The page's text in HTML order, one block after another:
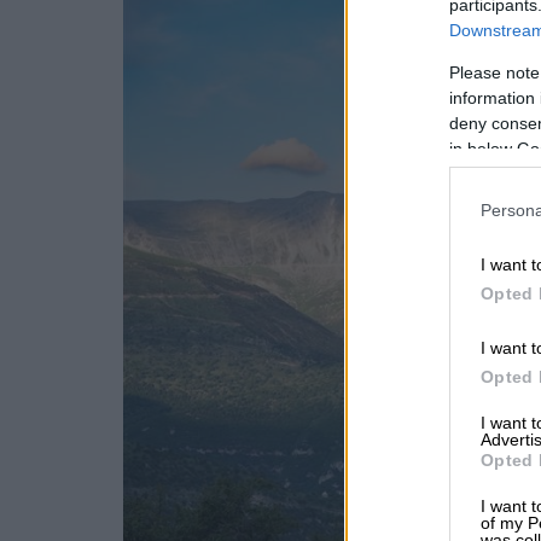
Please
information
deny
in below
I want
Opted
I want
Opted
I want
Opted
I want
of my